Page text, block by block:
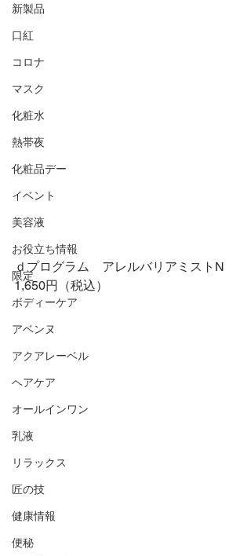
新製品
口紅
コロナ
マスク
化粧水
熱帯夜
化粧品デー
イベント
美容液
お役立ち情報
限定
ボディーケア
アベンヌ
アクアレーベル
ヘアケア
オールインワン
乳液
リラックス
匠の技
健康情報
便秘
ｄプログラム　アレルバリアミストN
1,650円（税込）